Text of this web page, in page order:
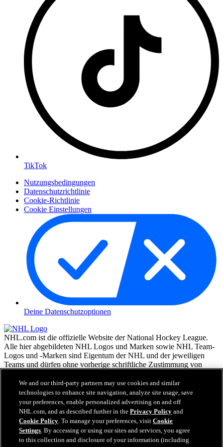
TikTok
Nutzungsbedingungen
Datenschutzrichtlinie
Cookie-Richtlinie
Cookie Einstellungen
Deine Datenschutzoptionen
NHL.com ist die offizielle Website der National Hockey League.
Alle hier abgebildeten NHL Logos und Marken sowie NHL Team-
Logos und -Marken sind Eigentum der NHL und der jeweiligen
Teams und dürfen ohne vorherige schriftliche Zustimmung von
Alle Rechte vorbehalten. Alle NHL Team-Trikots, die mit den
Namen und Nummern der NHL Spieler versehen sind, sind offiziell
von der NHL und der NHLPA lizenziert. Die Wortmarke Zamboni
und die Konfiguration der Zamboni Eismaschine sind eingetragene
Warenzeichen von Frank J. Zamboni & Co., Inc.© Frank J.
Zamboni & Co., Inc. 2026. Alle Rechte vorbehalten. Alle andere
Warenzeichen oder Copyrights Dritter sind Eigentum der jeweiligen
We and our third-party partners may use cookies and similar
technologies to enhance site navigation, analyze site usage, save
your preferences, enable personalized advertising on and off
NHL.com, and as described further in thePrivacy Policy and
Cookie Policy. To manage your preferences, visitCookie
Settings. By accessing or using our sites and services, you agree
to this collection and disclosure of your information (including